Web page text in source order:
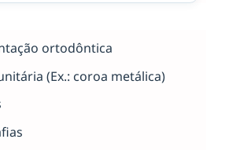
ortodôntica
(Ex.: coroa metálica)